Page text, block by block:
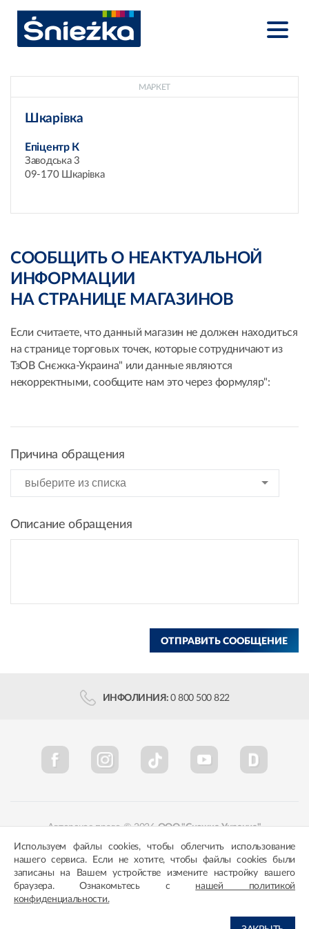
МАРКЕТ
Шкарівка
Епіцентр К
Заводська 3
09-170 Шкарівка
СООБЩИТЬ О НЕАКТУАЛЬНОЙ
ИНФОРМАЦИИ
НА СТРАНИЦЕ МАГАЗИНОВ
Если считаете, что данный магазин не должен находиться
на странице торговых точек, которые сотрудничают из
ТзОВ Снєжка-Украина" или данные являются
некорректными, сообщите нам это через формуляр":
Причина обращения
Описание обращения
ОТПРАВИТЬ СООБЩЕНИЕ
ИНФОЛИНИЯ: 0 800 500 822
Авторское право © 2026ООО "Снежка-Украина"
Политика конфиденциальности Соответствие цветов
Используем файлы cookies, чтобы облегчить использование
нашего сервиса. Если не хотите, чтобы файлы cookies были
записаны на Вашем устройстве измените настройку вашего
браузера. Ознакомьтесь с нашей политикой
конфиденциальности.